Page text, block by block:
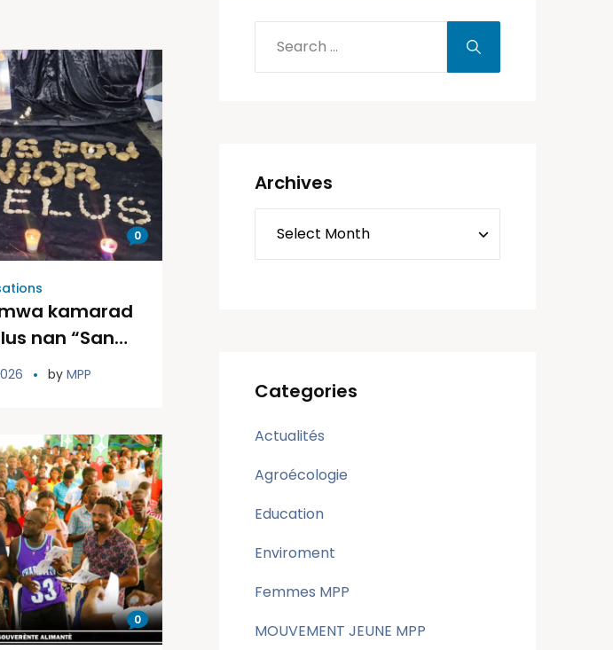
0
kamarad
nan “Sant
sou direksyon
Lekòl
Péralte
byMPP
0
Archives
Categories
Actualités
Agroécologie
Education
Enviroment
Femmes MPP
MOUVEMENT JEUNE MPP